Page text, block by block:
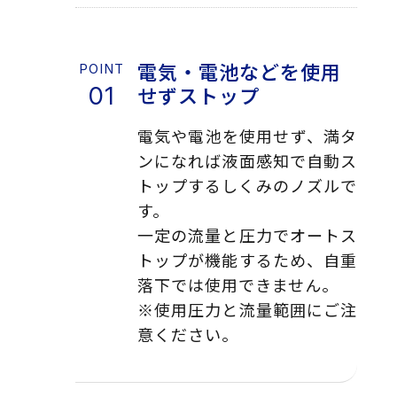
電気・電池などを使用
せずストップ
電気や電池を使用せず、満タ
ンになれば液面感知で自動ス
トップするしくみのノズルで
す。
一定の流量と圧力でオートス
トップが機能するため、自重
落下では使用できません。
※使用圧力と流量範囲にご注
意ください。